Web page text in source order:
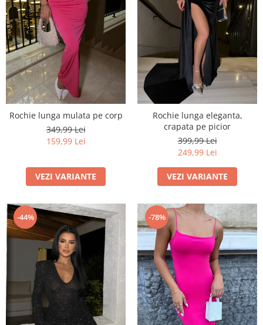
Rochie lunga mulata pe corp
349,99 Lei
159,99 Lei
VEZI VARIANTE
Rochie lunga eleganta,
crapata pe picior
399,99 Lei
249,99 Lei
VEZI VARIANTE
-44% -78%